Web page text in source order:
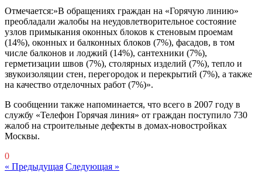
Отмечается:»В обращениях граждан на «Горячую линию»
преобладали жалобы на неудовлетворительное состояние
узлов примыкания оконных блоков к стеновым проемам
(14%), оконных и балконных блоков (7%), фасадов, в том
числе балконов и лоджий (14%), сантехники (7%),
герметизации швов (7%), столярных изделий (7%), тепло и
звукоизоляции стен, перегородок и перекрытий (7%), а также
на качество отделочных работ (7%)».
В сообщении также напоминается, что всего в 2007 году в
службу «Телефон Горячая линия» от граждан поступило 730
жалоб на строительные дефекты в домах-новостройках
Москвы.
0
« Предыдущая Следующая »